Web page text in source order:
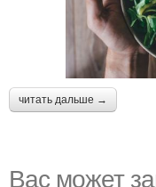
читать дальше →
Вас может